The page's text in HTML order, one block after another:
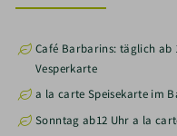
Café Barbarins: täglich ab
Vesperkarte
a la carte Speisekarte im
Sonntag ab12 Uhr a la